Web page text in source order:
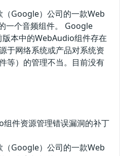
Google）公司的一款Web
一个音频组件。 Google
本中的WebAudio组件存在
于网络系统或产品对系统资
等）的管理不当。目前没有
件资源管理错误漏洞的补丁
Google）公司的一款Web